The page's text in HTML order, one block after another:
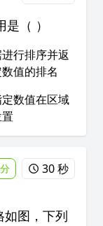
（ ）
行排序并返
值的排名
数值在区域
30 秒
如图，下列